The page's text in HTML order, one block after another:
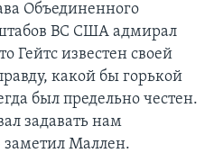
Объединенного
ВС США адмирал
Гейтс известен своей
какой бы горькой
был предельно честен.
задавать нам
Маллен.